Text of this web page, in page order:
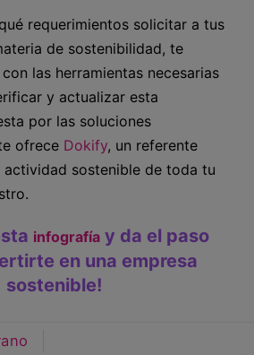
requerimientos solicitar a tus
de sostenibilidad, te
las herramientas necesarias
y actualizar esta
por las soluciones
ofrece Dokify, un referente
actividad sostenible de toda tu
infografía y da el paso
en una empresa
sostenible!